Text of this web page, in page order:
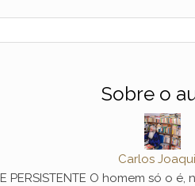
Sobre o
Carlos
E PERSISTENTE O homem só